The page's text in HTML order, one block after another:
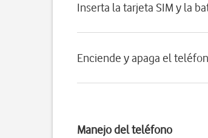
Inserta la tarjeta SIM y la
Enciende y apaga el
Manejo del teléfono